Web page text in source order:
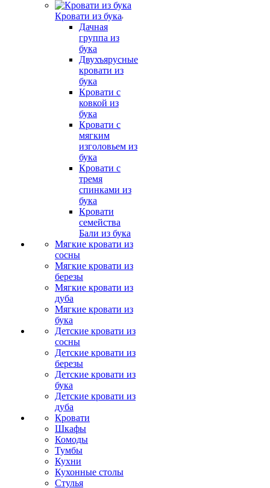
Кровати из бука
Дачная
группа из
бука
Двухъярусные
кровати из
бука
Кровати с
ковкой из
бука
Кровати с
мягким
изголовьем из
бука
Кровати с
тремя
спинками из
бука
Кровати
семейства
Бали из бука
Мягкие кровати из
сосны
Мягкие кровати из
березы
Мягкие кровати из
дуба
Мягкие кровати из
бука
Детские кровати из
сосны
Детские кровати из
березы
Детские кровати из
бука
Детские кровати из
дуба
Кровати
Шкафы
Комоды
Тумбы
Кухни
Кухонные столы
Стулья